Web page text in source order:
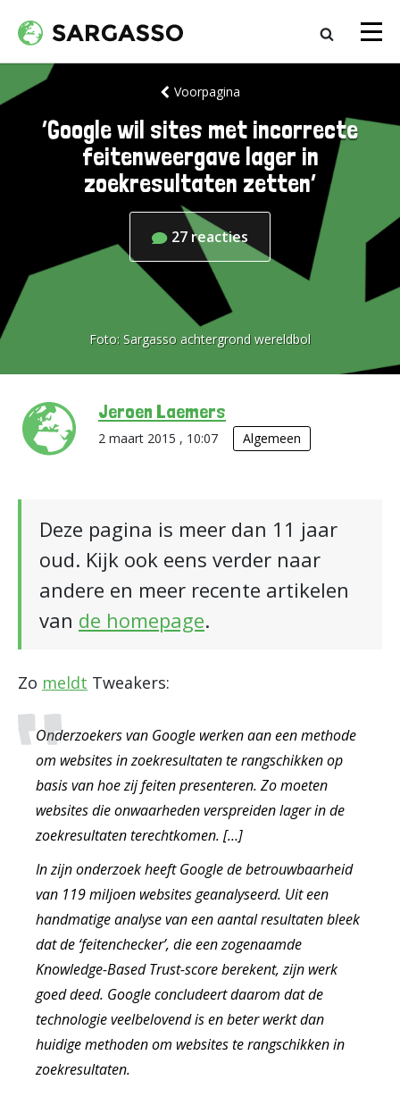
Voorpagina
‘Google wil sites met incorrecte
feitenweergave lager in
zoekresultaten zetten’
27 reacties
Foto: Sargasso achtergrond wereldbol
Jeroen Laemers
2 maart 2015 , 10:07 Algemeen
Deze pagina is meer dan 11 jaar
oud. Kijk ook eens verder naar
andere en meer recente artikelen
van de homepage.
Zo meldt Tweakers:
Onderzoekers van Google werken aan een methode
om websites in zoekresultaten te rangschikken op
basis van hoe zij feiten presenteren. Zo moeten
websites die onwaarheden verspreiden lager in de
zoekresultaten terechtkomen. […]
In zijn onderzoek heeft Google de betrouwbaarheid
van 119 miljoen websites geanalyseerd. Uit een
handmatige analyse van een aantal resultaten bleek
dat de ‘feitenchecker’, die een zogenaamde
Knowledge-Based Trust-score berekent, zijn werk
goed deed. Google concludeert daarom dat de
technologie veelbelovend is en beter werkt dan
huidige methoden om websites te rangschikken in
zoekresultaten.